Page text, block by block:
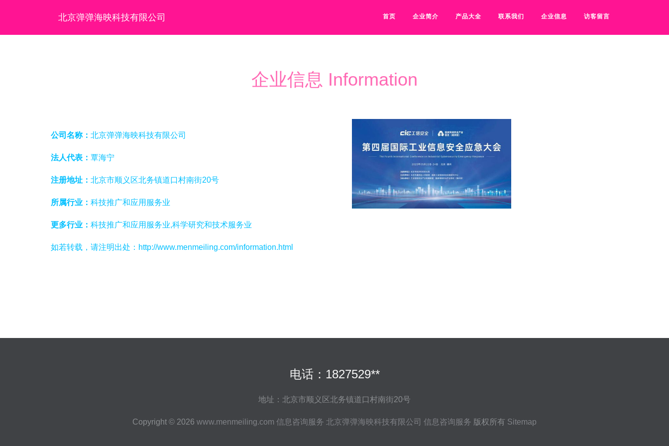
北京弹弹海映科技有限公司 首页 企业简介 产品大全 联系我们 企业信息 访客留言
企业信息 Information
公司名称： 北京弹弹海映科技有限公司
法人代表： 覃海宁
注册地址： 北京市顺义区北务镇道口村南街20号
所属行业： 科技推广和应用服务业
更多行业： 科技推广和应用服务业,科学研究和技术服务业
如若转载，请注明出处：http://www.menmeiling.com/information.html
电话：1827529**
地址：北京市顺义区北务镇道口村南街20号
Copyright © 2026 www.menmeiling.com 信息咨询服务 北京弹弹海映科技有限公司 信息咨询服务 版权所有 Sitemap